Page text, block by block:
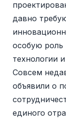
давно
особую роль
технологии
Совсем
объявили о
единого